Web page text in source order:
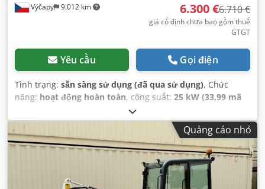
Výčapy 9.012 km 6.300 €6.710 €
giá cố định chưa bao gồm thuế
GTGT
Yêu cầu Gọi điện
Tình trạng: sẵn sàng sử dụng (đã qua sử dụng), Chức
năng: hoạt động hoàn toàn, công suất: 25 kW (33,99 mã
, giờ hoạt động:
Quảng cáo nhỏ